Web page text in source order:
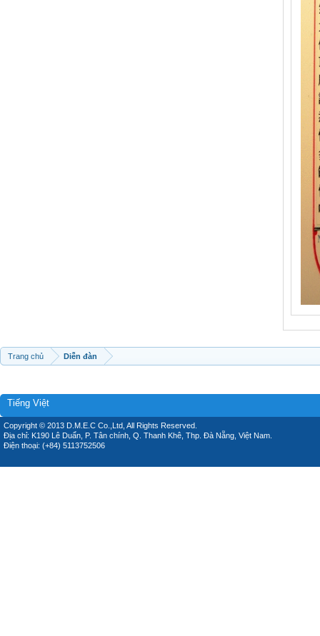
Trang chủ Diễn đàn
Tiếng Việt
Copyright © 2013 D.M.E.C Co.,Ltd, All Rights Reserved.
Địa chỉ: K190 Lê Duẩn, P. Tân chính, Q. Thanh Khê, Thp. Đà Nẵng, Việt Nam.
Điện thoại: (+84) 5113752506